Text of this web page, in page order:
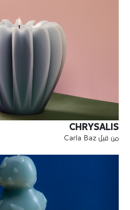
CHRYSALIS
من قبل Carla Baz